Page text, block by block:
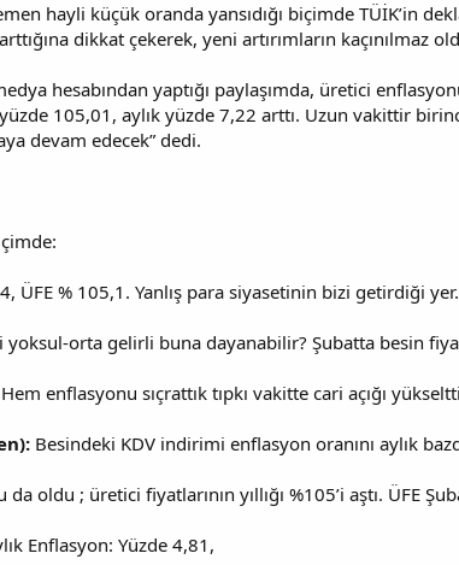
hayli küçük oranda yansıdığı biçimde TÜİK’in
dikkat çekerek, yeni artırımların kaçınılmaz
hesabından yaptığı paylaşımda, üretici
105,01, aylık yüzde 7,22 arttı. Uzun vakittir
devam edecek” dedi.
ÜFE % 105,1. Yanlış para siyasetinin bizi getirdiği yer.
yoksul-orta gelirli buna dayanabilir? Şubatta besin
enflasyonu sıçrattık tıpkı vakitte cari açığı
Besindeki KDV indirimi enflasyon oranını aylık
da oldu ; üretici fiyatlarının yıllığı %105’i aştı. ÜFE
Enflasyon: Yüzde 4,81,